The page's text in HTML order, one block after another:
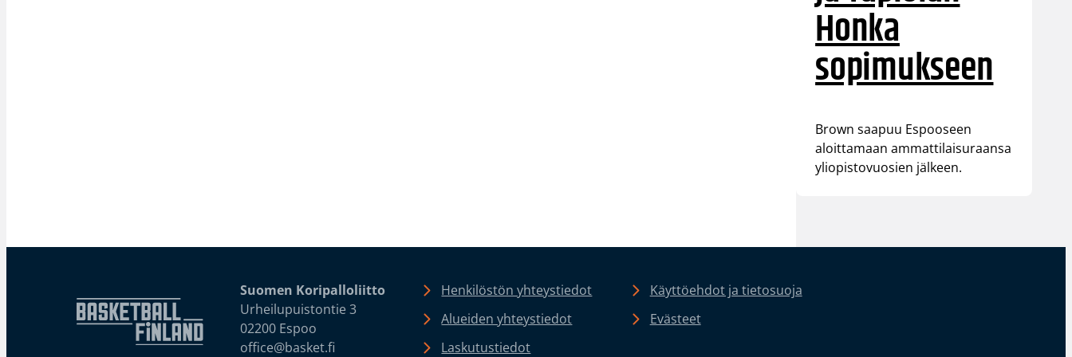
Honka
sopimukseen
Brown saapuu Espooseen
aloittamaan ammattilaisuraansa
yliopistovuosien jälkeen.
Suomen Koripalloliitto
Urheilupuistontie 3
02200 Espoo
office@basket.fi
Henkilöstön yhteystiedot
Alueiden yhteystiedot
Laskutustiedot
Käyttöehdot ja tietosuoja
Evästeet